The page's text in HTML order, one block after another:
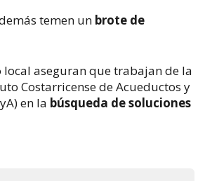
temen un brote de
local aseguran que trabajan de la
Costarricense de Acueductos y
en la búsqueda de soluciones